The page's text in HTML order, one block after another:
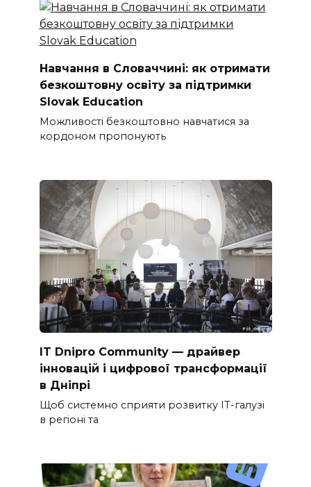
Навчання в Словаччині: як отримати
безкоштовну освіту за підтримки
Slovak Education
Можливості безкоштовно навчатися за
кордоном пропонують
IT Dnipro Community — драйвер
інновацій і цифрової трансформації
в Дніпрі
Щоб системно сприяти розвитку ІТ-галузі
в регіоні та